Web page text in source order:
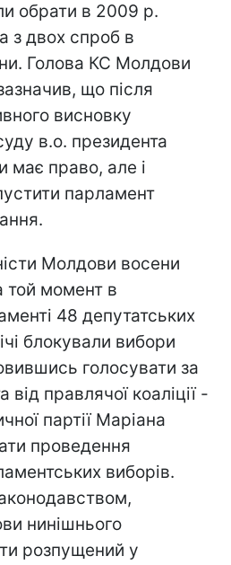
обрати в 2009 р.
з двох спроб в
Голова КС Молдови
що після
висновку
в.о. президента
має право, але і
парламент
Молдови восени
момент в
48 депутатських
блокували вибори
голосувати за
правлячої коаліції -
партії Маріана
проведення
виборів.
нинішнього
розпущений у